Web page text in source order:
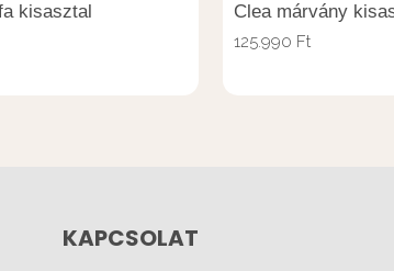
kisasztal Clea márvány
125.990 Ft
KAPCSOLAT